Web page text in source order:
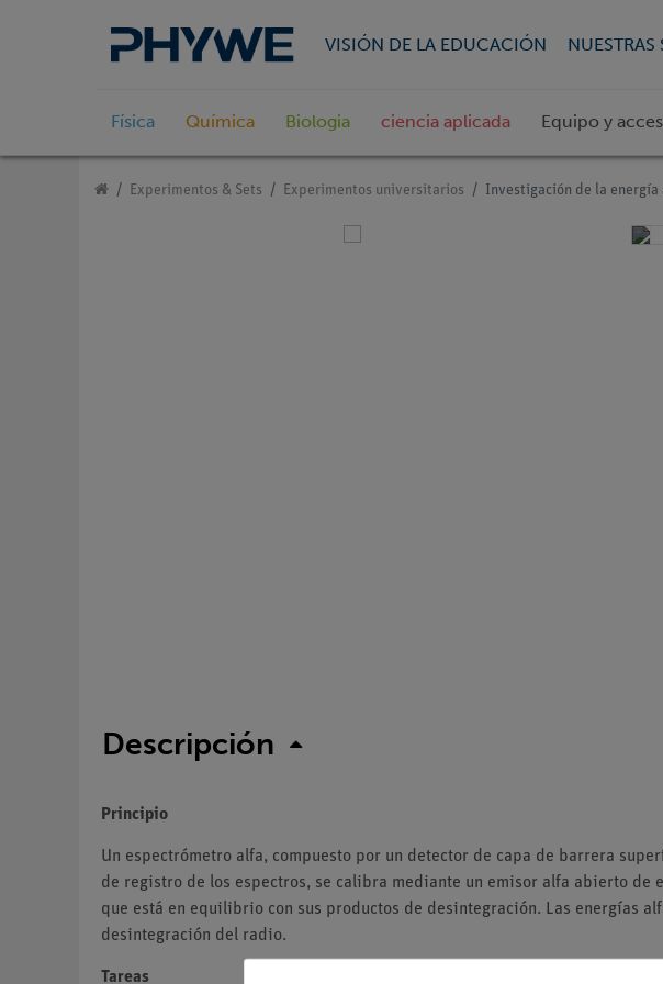
VISIÓN DE LA EDUCACIÓN
Física Química Biologia ciencia aplicada Equipo y
Experimentos & Sets Experimentos universitarios Investigación de la
Descripción
Principio
Un espectrómetro alfa, compuesto por un detector de capa de barrera
de registro de los espectros, se calibra mediante un emisor alfa abierto de
que está en equilibrio con sus productos de desintegración. Las energías
desintegración del radio.
Tareas